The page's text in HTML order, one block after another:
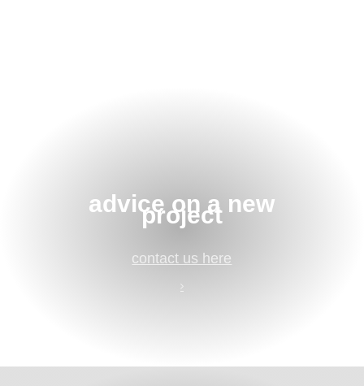
advice on a new
project
contact us here